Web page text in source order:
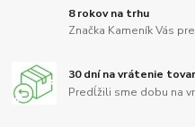
8 rokov na trhu
Značka Kameník Vás
30 dní na vrátenie
Predĺžili sme dobu na